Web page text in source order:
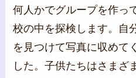
何人かでグループを作っ
校の中を探検します。自
を見つけて写真に収めて
した。子供たちはさまざ